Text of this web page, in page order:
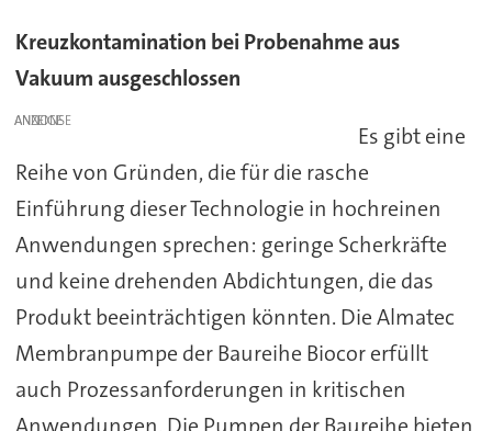
Kreuzkontamination bei Probenahme aus
Vakuum ausgeschlossen
ANZEIGE
Es gibt eine
Reihe von Gründen, die für die rasche
Einführung dieser Technologie in hochreinen
Anwendungen sprechen: geringe Scherkräfte
und keine drehenden Abdichtungen, die das
Produkt beeinträchtigen könnten. Die Almatec
Membranpumpe der Baureihe Biocor erfüllt
auch Prozessanforderungen in kritischen